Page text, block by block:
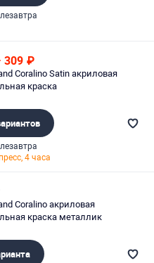
309 ₽
Coralino Satin акриловая
краска
4 часа
Coralino акриловая
краска металлик